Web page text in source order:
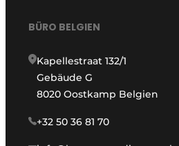
BÜRO BELGIEN
Kapellestraat 132/1
Gebäude G
8020 Oostkamp Belgien
+32 50 36 81 70